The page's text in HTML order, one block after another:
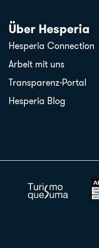
Über Hesperia
Hesperia Connection
Arbeit mit uns
Transparenz-Portal
Hesperia Blog